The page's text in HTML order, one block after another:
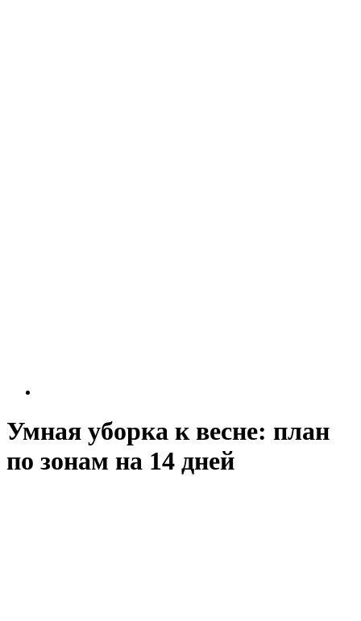
Умная уборка к весне: план
по зонам на 14 дней